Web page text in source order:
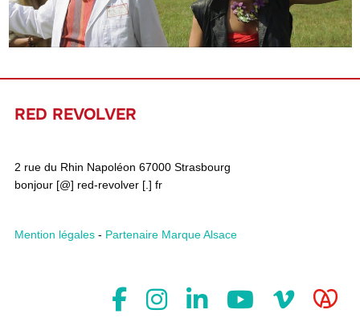
RED REVOLVER
2 rue du Rhin Napoléon 67000 Strasbourg
bonjour [@] red-revolver [.] fr
Mention légales- Partenaire Marque Alsace